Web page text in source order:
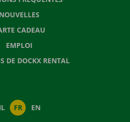
NOUVELLES
CADEAU
EMPLOI
DE DOCKX RENTAL
FR EN